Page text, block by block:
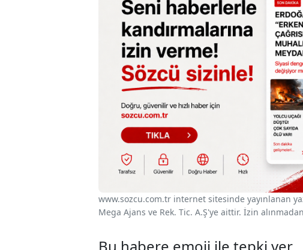
www.sozcu.com.tr internet sitesinde yayınlanan
Mega Ajans ve Rek. Tic. A.Ş'ye aittir. İzin
Bu habere emoji ile tepki ver